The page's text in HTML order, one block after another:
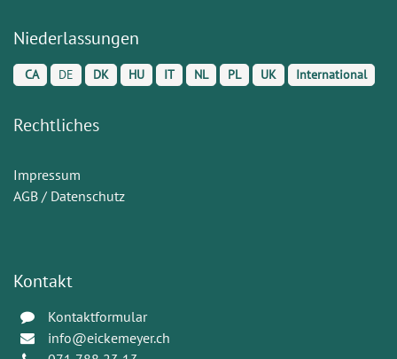
Niederlassungen
CA DE DK HU IT NL PL UK International
Rechtliches
Impressum
AGB / Datenschutz
Kontakt
Kontaktformular
info@eickemeyer.ch